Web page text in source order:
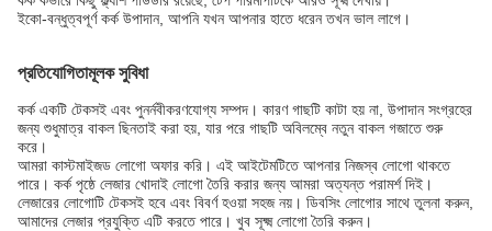
ইকো-বন্ধুত্বপূর্ণ কর্ক উপাদান, আপনি যখন আপনার হাতে ধরেন তখন ভাল লাগে।
প্রতিযোগিতামূলক সুবিধা
কর্ক একটি টেকসই এবং পুনর্নবীকরণযোগ্য সম্পদ। কারণ গাছটি কাটা হয় না, উপাদান সংগ্রহের
জন্য শুধুমাত্র বাকল ছিনতাই করা হয়, যার পরে গাছটি অবিলম্বে নতুন বাকল গজাতে শুরু
করে।
আমরা কাস্টমাইজড লোগো অফার করি। এই আইটেমটিতে আপনার নিজস্ব লোগো থাকতে
পারে। কর্ক পৃষ্ঠে লেজার খোদাই লোগো তৈরি করার জন্য আমরা অত্যন্ত পরামর্শ দিই।
লেজারের লোগোটি টেকসই হবে এবং বিবর্ণ হওয়া সহজ নয়। ডিবসিং লোগোর সাথে তুলনা করুন,
আমাদের লেজার প্রযুক্তি এটি করতে পারে। খুব সূক্ষ্ম লোগো তৈরি করুন।